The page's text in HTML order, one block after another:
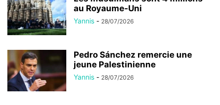
au Royaume-Uni
Yannis - 28/07/2026
Pedro Sánchez remercie une
jeune Palestinienne
Yannis - 28/07/2026